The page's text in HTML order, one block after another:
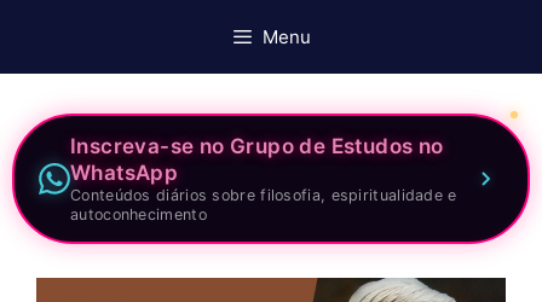
Menu
Inscreva-se no Grupo de Estudos no
WhatsApp
Conteúdos diários sobre filosofia, espiritualidade e
autoconhecimento